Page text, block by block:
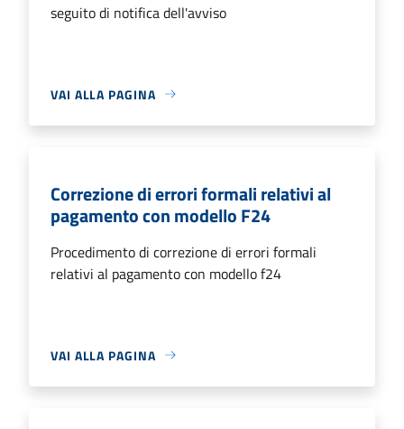
seguito di notifica dell'avviso
VAI ALLA PAGINA
Correzione di errori formali relativi al
pagamento con modello F24
Procedimento di correzione di errori formali
relativi al pagamento con modello f24
VAI ALLA PAGINA